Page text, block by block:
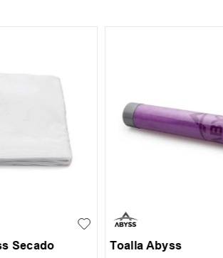
Secado
Toalla Abyss